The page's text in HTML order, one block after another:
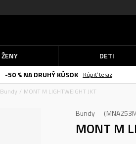
ŽENY DETI
-50 % NA DRUHÝ KÚSOK
Kúpiť teraz
Bundy MONT M LIGHTWEIGHT JKT
Bundy
MONT M